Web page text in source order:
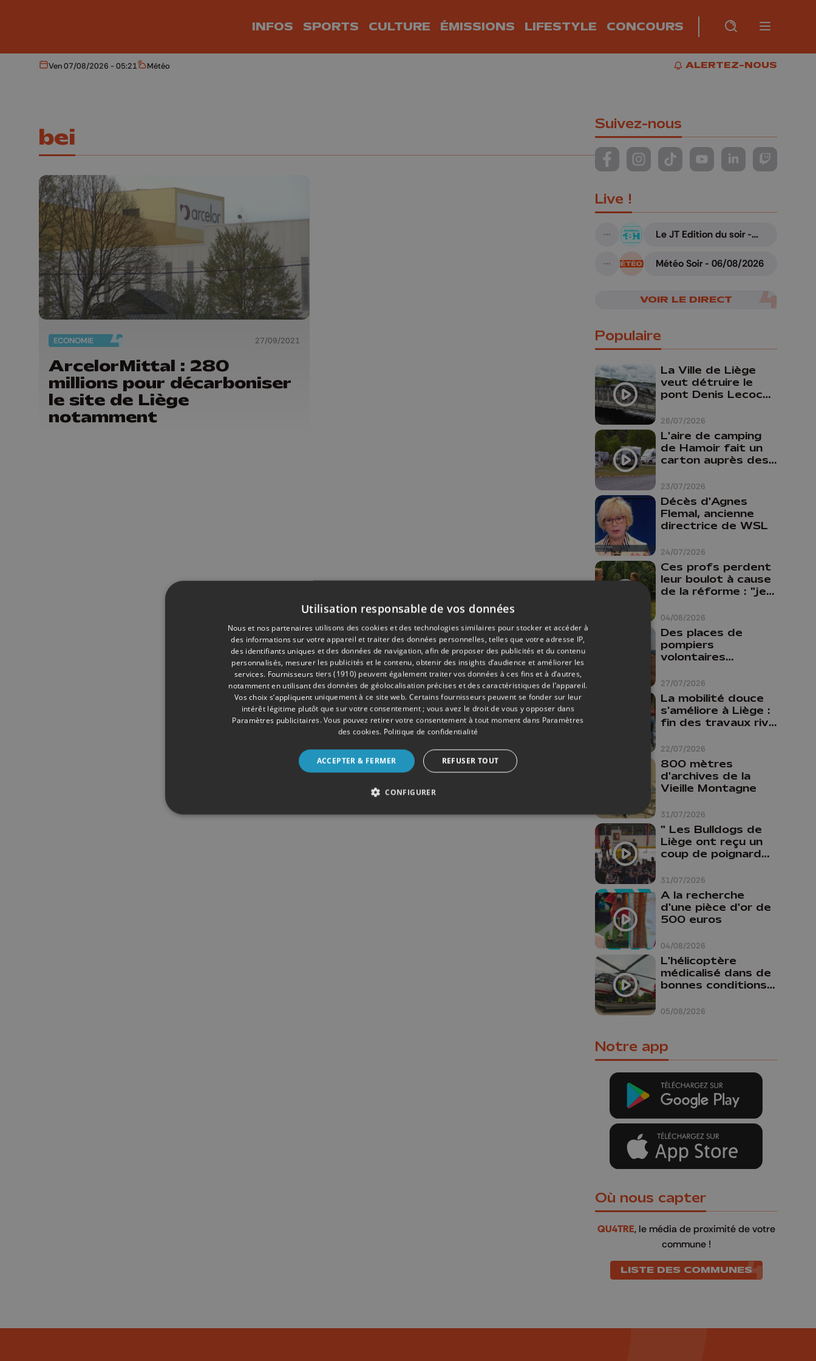
INFOS SPORTS CULTURE ÉMISSIONS LIFESTYLE CONCOURS Burger
RECHERCHE
PLUS
ALERTEZ-NOUS
ALERTEZ-NOUS
Aujourd'hui
Ven 07/08/2026 - 05:21 Météo
Météo
bei
ECONOMIE 27/09/2021
ArcelorMittal : 280
millions pour décarboniser
le site de Liège
notamment
Suivez-nous
Suivez-nous sur FaceBook
Suivez-nous sur Instagram
Suivez-nous sur TikTok
Suivez-nous sur YouTube
Suivez-nous sur
Suivez-
Live !
A suivre
Le JT Edition du soir -
A suivre
Météo Soir - 06/08/2026
VOIR LE DIRECT
Populaire
28/07/2026
La Ville de Liège
veut détruire le
pont Denis Lecocq
budget pour le
faire
23/07/2026
L'aire de camping
de Hamoir fait un
carton auprès des
24/07/2026
Décès d'Agnes
Flemal, ancienne
directrice de WSL
04/08/2026
Ces profs perdent
leur boulot à cause
de la réforme : "je
comme prof que
comme
pharmacienne"
27/07/2026
Des places de
pompiers
volontaires
province de Liège :
"Un citoyen qui
n'est formé ne
peut pas nous
aider"
22/07/2026
La mobilité douce
s'améliore à Liège :
fin des travaux rive
cyclo-piétonnes
Avroy et
Guillemins...
31/07/2026
800 mètres
d'archives de la
Vieille Montagne
31/07/2026
" Les Bulldogs de
Liège ont reçu un
coup de poignard
04/08/2026
A la recherche
d'une pièce d'or de
500 euros
05/08/2026
L'hélicoptère
médicalisé dans de
bonnes conditions à
Notre app
Où nous capter
QU4TRE, le média de proximité de votre
commune !
LISTE DES COMMUNES
Utilisation responsable de vos données
Nous et nos partenaires utilisons des cookies et des technologies similaires pour stocker et accéder à
des informations sur votre appareil et traiter des données personnelles, telles que votre adresse IP,
des identifiants uniques et des données de navigation, afin de proposer des publicités et du contenu
personnalisés, mesurer les publicités et le contenu, obtenir des insights d’audience et améliorer les
services. Fournisseurs tiers (1910) peuvent également traiter vos données à ces fins et à d’autres,
notamment en utilisant des données de géolocalisation précises et des caractéristiques de l’appareil.
Vos choix s’appliquent uniquement à ce site web. Certains fournisseurs peuvent se fonder sur leur
intérêt légitime plutôt que sur votre consentement ; vous avez le droit de vous y opposer dans
Paramètres publicitaires. Vous pouvez retirer votre consentement à tout moment dans Paramètres
des cookies. Politique de confidentialité
ACCEPTER & FERMER REFUSER TOUT
CONFIGURER